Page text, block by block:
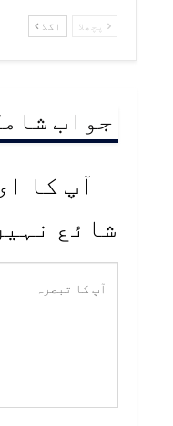
پچھلا اگلا
جواب
آپ کا
شائع